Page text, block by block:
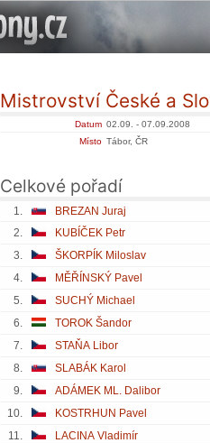
Mistrovství České a
Datum 02.09. - 07.09.2008
Místo Tábor, ČR
Celkové pořadí
1.
BREZAN Juraj
2.
KUBÍČEK Petr
3.
ŠKORPÍK Miloslav
4.
MĚŘÍNSKÝ Pavel
5.
SUCHÝ Michael
6.
TOROK Šandor
7.
STAŇA Libor
8.
SLABÁK Karol
9.
ADÁMEK ML. Dalibor
10.
KOSTRHUN Pavel
11.
LACINA Vladimír